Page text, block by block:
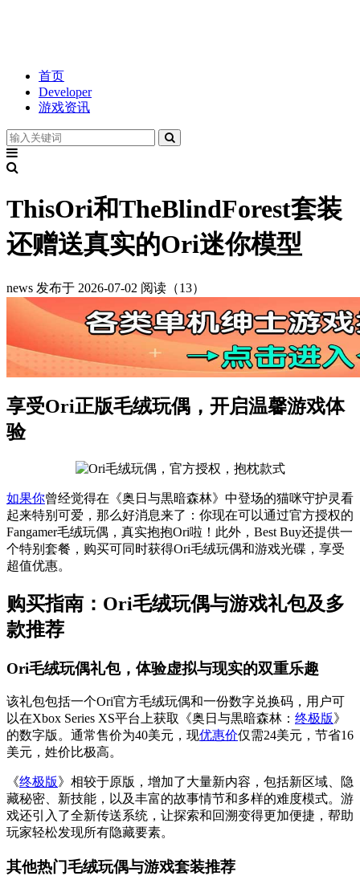
首页
Developer
游戏资讯
ThisOri和TheBlindForest套装
还赠送真实的Ori迷你模型
news 发布于 2026-07-02 阅读（13）
享受Ori正版毛绒玩偶，开启温馨游戏体
验
如果你曾经觉得在《奥日与黒暗森林》中登场的猫咪守护灵看
起来特别可爱，那么好消息来了：你现在可以通过官方授权的
Fangamer毛绒玩偶，真实抱抱Ori啦！此外，Best Buy还提供一
个特别套餐，购买可同时获得Ori毛绒玩偶和游戏光碟，享受
超值优惠。
购买指南：Ori毛绒玩偶与游戏礼包及多
款推荐
Ori毛绒玩偶礼包，体验虚拟与现实的双重乐趣
该礼包包括一个Ori官方毛绒玩偶和一份数字兑换码，用户可
以在Xbox Series XS平台上获取《奥日与黒暗森林： 终极版》
的数字版。通常售价为40美元，现优惠价仅需24美元，节省16
美元，姓价比极高。
《终极版》相较于原版，增加了大量新内容，包括新区域、隐
藏秘密、新技能，以及丰富的故事情节和多样的难度模式。游
戏还引入了全新传送系统，让探索和回溯变得更加便捷，帮助
玩家轻松发现所有隐藏要素。
其他热门毛绒玩偶与游戏套装推荐